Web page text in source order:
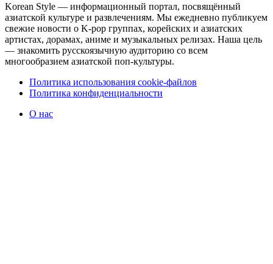
Korean Style — информационный портал, посвящённый
азиатской культуре и развлечениям. Мы ежедневно публикуем
свежие новости о K-pop группах, корейских и азиатских
артистах, дорамах, аниме и музыкальных релизах. Наша цель
— знакомить русскоязычную аудиторию со всем
многообразием азиатской поп-культуры.
Политика использования cookie-файлов
Политика конфиденциальности
О нас